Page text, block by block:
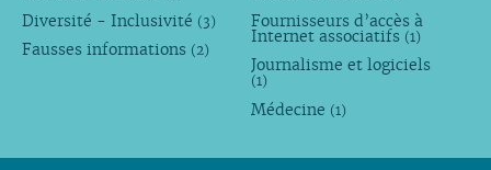
Diversité - Inclusivité (3)
Fausses informations (2)
Fournisseurs d’accès à
Internet associatifs (1)
Journalisme et logiciels
(1)
Médecine (1)